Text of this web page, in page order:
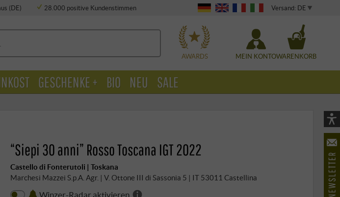
(DE)
28.000 positive Kundenstimmen
WÄHLEN Versand: DE
AWARDS MEIN KONTOWARENKORB
“Siepi 30 anni” Rosso Toscana IGT 2022
Castello di Fonterutoli | Toskana
Marchesi Mazzei S.p.A. Agr. | V. Ottone III di Sassonia 5 | IT 53011 Castellina
Winzer-Radar aktivieren
GESCHENKE + BIO NEU SALE